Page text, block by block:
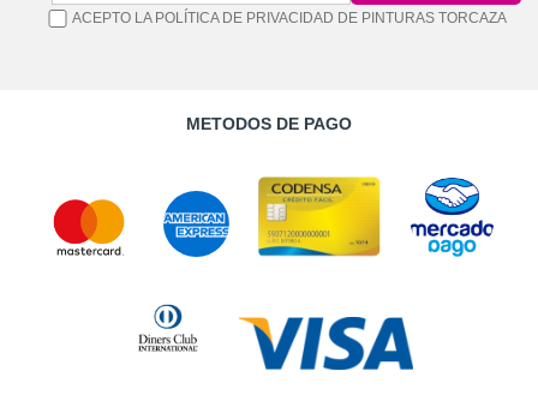
ACEPTO LA POLÍTICA DE PRIVACIDAD DE PINTURAS TORCAZA
METODOS DE PAGO